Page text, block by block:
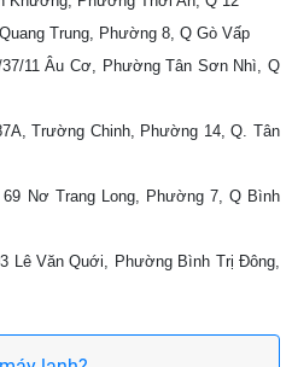
Trung, Phường 8, Q Gò Vấp
11 Âu Cơ, Phường Tân Sơn Nhì, Q
Trường Chinh, Phường 14, Q. Tân
Nơ Trang Long, Phường 7, Q Bình
Lê Văn Quới, Phường Bình Trị Đông,